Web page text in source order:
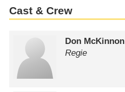
Cast & Crew
Don McKinnon
Regie